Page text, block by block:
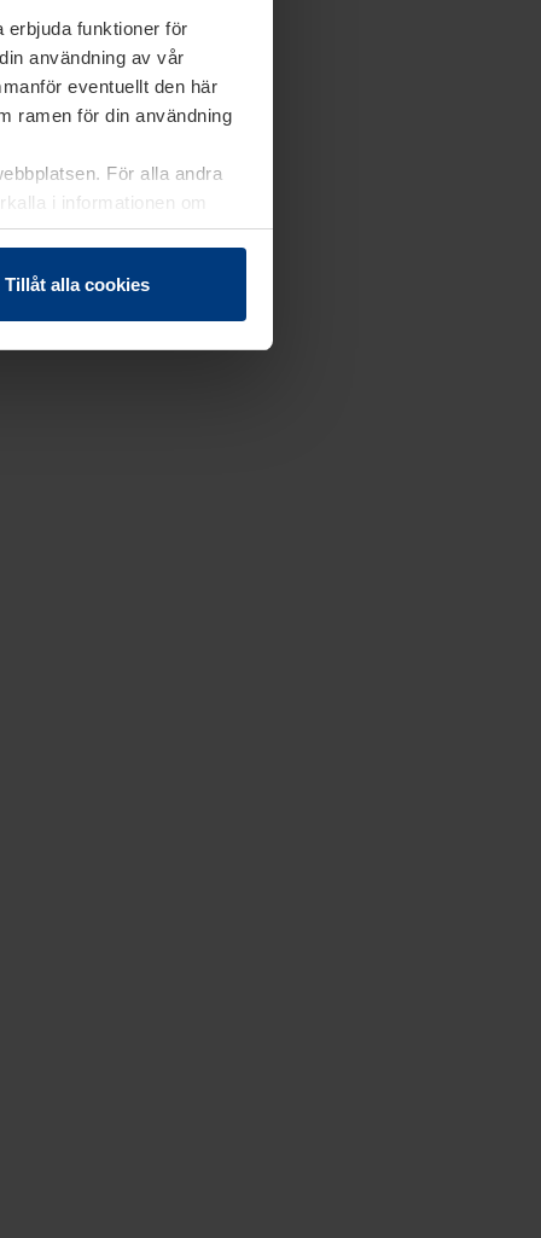
erbjuda funktioner för
användning av vår
eventuellt den här
ramen för din användning
För alla andra
i informationen om
Tillåt alla cookies